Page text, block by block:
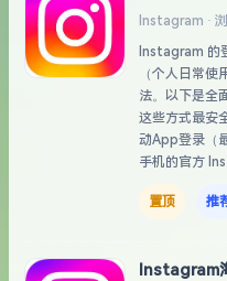
Instagram ·
Instagram 的
（个人日常
法。以下是全
这些方式最安
动App登录（
手机的官方
置顶 推
Instagram